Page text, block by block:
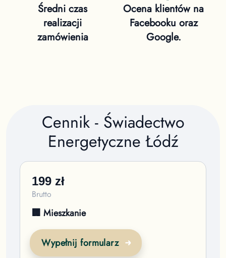
Średni czas
realizacji
zamówienia
Ocena klientów na
Facebooku oraz
Google.
Cennik - Świadectwo
EnergetyczneŁódź
199 zł
Brutto
🏢 Mieszkanie
Wypełnij formularz